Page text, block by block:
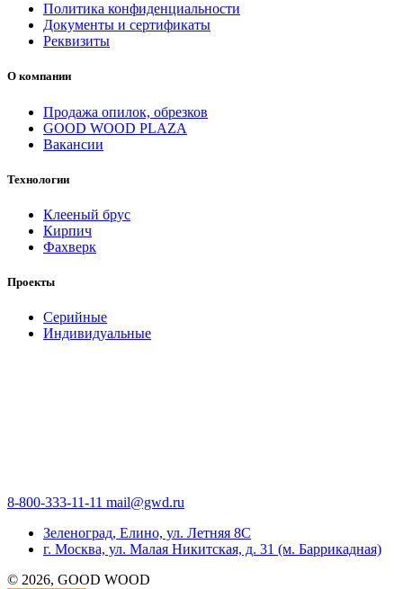
Политика конфиденциальности
Документы и сертификаты
Реквизиты
О компании
Продажа опилок, обрезков
GOOD WOOD PLAZA
Вакансии
Технологии
Клееный брус
Кирпич
Фахверк
Проекты
Серийные
Индивидуальные
8-800-333-11-11 mail@gwd.ru
Зеленоград, Елино, ул. Летняя 8С
г. Москва, ул. Малая Никитская, д. 31 (м. Баррикадная)
© 2026, GOOD WOOD